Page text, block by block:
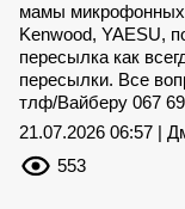
мамы микрофонных
Kenwood, YAESU,
пересылка как
пересылки. Все
тлф/Вайберу 067
21.07.2026 06:57 |
553